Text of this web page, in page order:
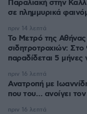
Παραλιακή στην
σε πλημμυρικά
Το Μετρό της
σιδητροτροχιών:
παραδίδεται 5 μήνες
πριν 14 λεπτά
Ανατροπή με
που του… ανοίγει
πριν 16 λεπτά
πριν 16 λεπτά